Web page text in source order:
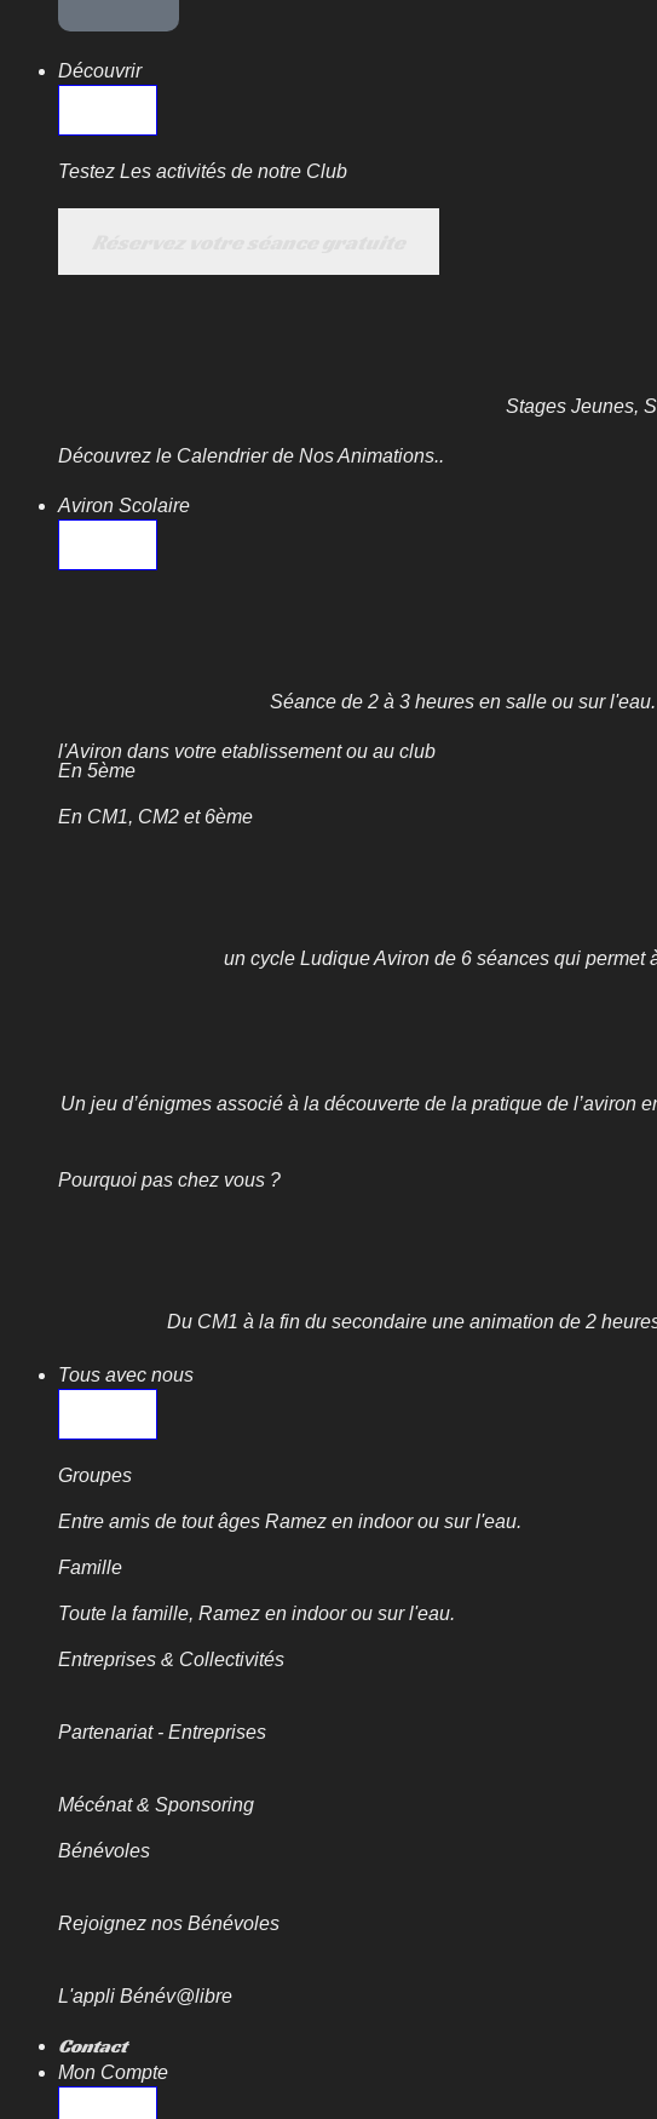
Découvrir
Testez Les activités de notre Club
Stages Jeunes,
Découvrez le Calendrier de Nos Animations..
Aviron Scolaire
Séance de 2 à 3 heures en salle ou sur
l'Aviron dans votre etablissement ou au club
En 5ème
En CM1, CM2 et 6ème
un cycle Ludique Aviron de 6 séances qui permet
Un jeu d’énigmes associé à la découverte de la pratique de
Pourquoi pas chez vous ?
Du CM1 à la fin du secondaire une animation de 2
Tous avec nous
Groupes
Entre amis de tout âges Ramez en indoor ou sur l'eau.
Famille
Toute la famille, Ramez en indoor ou sur l'eau.
Entreprises & Collectivités
Partenariat - Entreprises
Mécénat & Sponsoring
Bénévoles
Rejoignez nos Bénévoles
L'appli Bénév@libre
Contact
Mon Compte